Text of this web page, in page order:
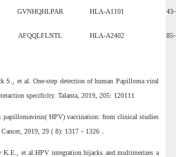
GVNHQHLPAR HLA-A1101
AFQQLFLNTL HLA-A2402
et al. One-step detection of human Papilloma viral
specificity. Talanta, 2019, 205: 120111
HPV) vaccination: from clinical studies
2019, 29 ( 8): 1317－1326．
K.E., et al.HPV integration hijacks and multimerizes a